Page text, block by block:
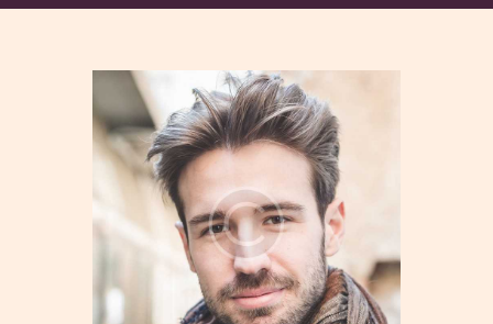
ÁŠRAM
UDÁLOSTI